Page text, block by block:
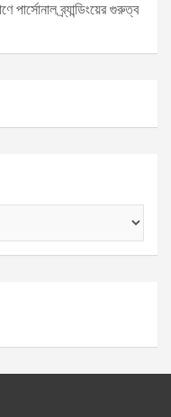
পার্সোনাল ব্র্যান্ডিংয়ের গুরুত্ব